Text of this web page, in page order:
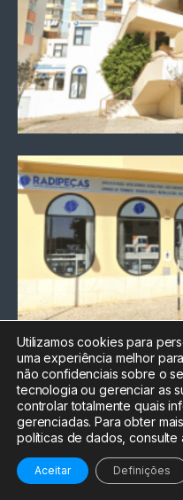
Utilizamos cookies para
uma experiência melhor
não confidenciais sobre o
tecnologia ou gerenciar as
controlar totalmente quais
gerenciadas. Para obter
políticas de dados, consulte
Aceitar Definições